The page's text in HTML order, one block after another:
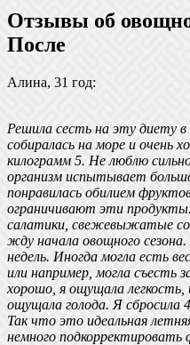
Отзывы об
После
Алина, 31 год:
Решила сесть на эту диету
собиралась на море и очень
килограмм 5. Не люблю
организм испытывает
понравилась обилием
ограничивают эти
салатики, свежевыжатые
жду начала овощного
недель. Иногда могла есть
или например, могла съесть
хорошо, я ощущала
ощущала голода. Я сбросила
Так что это идеальная
немного подкорректировать